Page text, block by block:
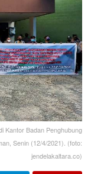
Kantor Badan Penghubung
Senin (12/4/2021). (foto:
jendelakaltara.co)